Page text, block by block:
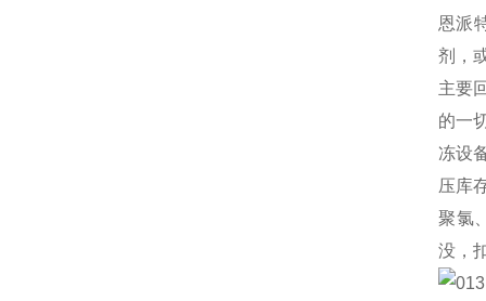
恩派
剂，
主要
的一
冻设
压库
聚氯
没，